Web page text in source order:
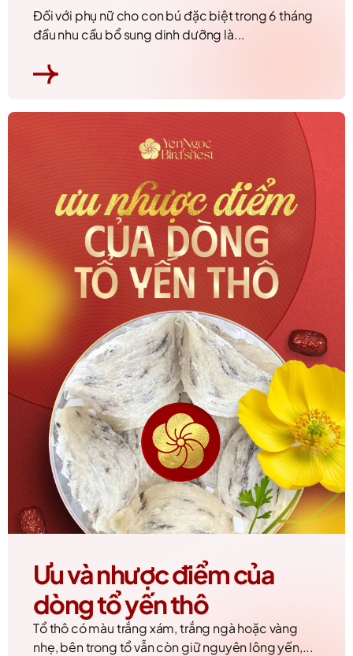
Đối với phụ nữ cho con bú đặc biệt trong 6 tháng
đầu nhu cầu bổ sung dinh dưỡng là...
Ưu và nhược điểm của
dòng tổ yến thô
Tổ thô có màu trắng xám, trắng ngà hoặc vàng
nhẹ, bên trong tổ vẫn còn giữ nguyên lông yến,...